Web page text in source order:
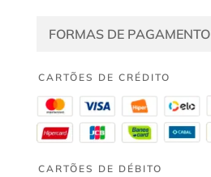
FORMAS DE PAGAMENTO
CARTÕES DE CRÉDITO
CARTÕES DE DÉBITO